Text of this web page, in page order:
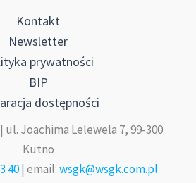
Kontakt
Newsletter
prywatności
BIP
dostępności
| ul. Joachima Lelewela 7, 99-300
Kutno
40| email:wsgk@wsgk.com.pl